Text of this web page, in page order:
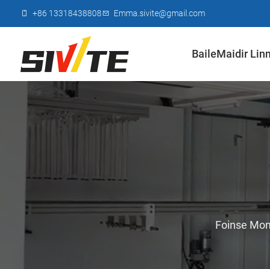
+86 13318438808 Emma.sivite@gmail.com
BaileMaidir
Foinse